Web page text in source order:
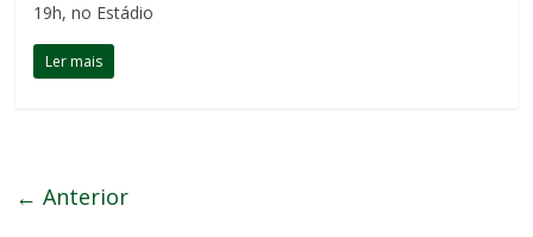
19h, no Estádio
Ler mais
← Anterior